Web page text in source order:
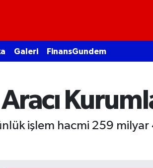
Galeri FinansGundem
işlem hacmi 259 milyar